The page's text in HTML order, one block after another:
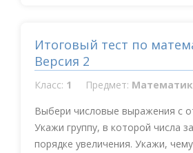
Итоговый тест по
Версия 2
Класс: 1 Предмет:
Выбери числовые выражения с
Укажи группу, в которой числа
порядке увеличения. Укажи,